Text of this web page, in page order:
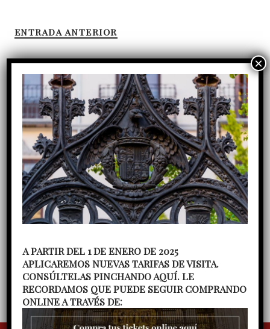
ENTRADA ANTERIOR
Entradas recientes
Tres décadas de servicio: la gratitud del Cabildo a
D. Manuel Reyes
D. José Carlos Isla Tejera toma
posesión como Capellán Mayor de la Capilla Real
El Cabildo de la Capilla Real acoge a su nuevo
Capellán Mayor
Concierto de Pascua del Coro de
Fernández
Concierto del Coro gregoriano
Ilíberis, dirigido por Julieta Vega
A PARTIR DEL 1 DE ENERO DE 2025
APLICAREMOS NUEVAS TARIFAS DE VISITA.
CONSÚLTELAS PINCHANDO AQUÍ. LE
RECORDAMOS QUE PUEDE SEGUIR COMPRANDO
ONLINE A TRAVÉS DE: